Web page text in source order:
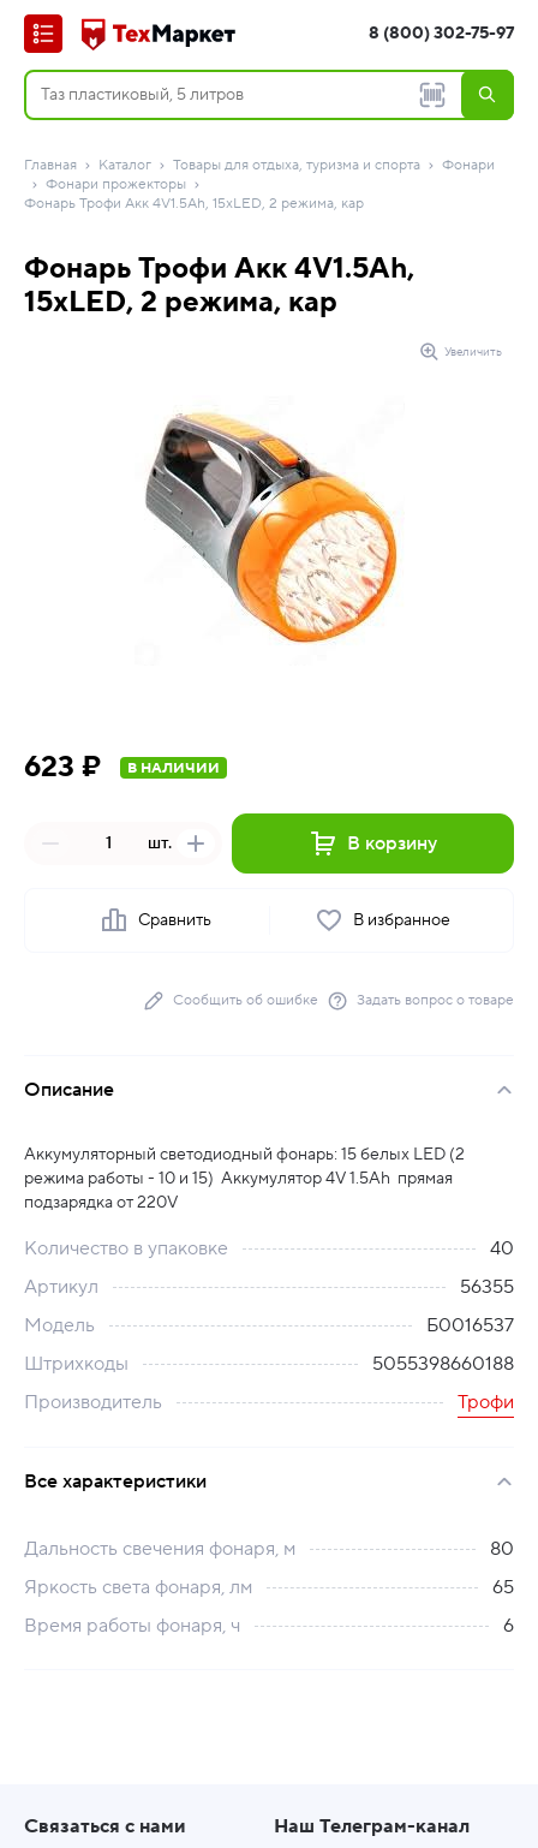
8 (800) 302-75-97
Главная Каталог Товары для отдыха, туризма и спорта
Фонари
Фонари прожекторы
Фонарь Трофи Акк 4V1.5Ah, 15xLED, 2 режима, кар
Фонарь Трофи Акк 4V1.5Ah,
15xLED, 2 режима, кар
Увеличить
623 ₽ В НАЛИЧИИ
шт. В корзину
Сравнить В избранное
Сообщить об ошибке Задать вопрос о товаре
Описание
Аккумуляторный светодиодный фонарь: 15 белых LED (2
режима работы - 10 и 15) Аккумулятор 4V 1.5Ah прямая
подзарядка от 220V
Количество в упаковке
40
Артикул
56355
Модель
Б0016537
Штрихкоды
5055398660188
Производитель
Трофи
Все характеристики
Дальность свечения фонаря, м
80
Яркость света фонаря, лм
65
Время работы фонаря, ч
6
Связаться с нами Наш Телеграм-канал